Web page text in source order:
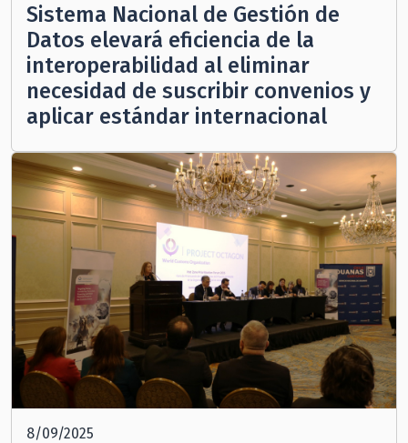
Sistema Nacional de Gestión de
Datos elevará eficiencia de la
interoperabilidad al eliminar
necesidad de suscribir convenios y
aplicar estándar internacional
8/09/2025